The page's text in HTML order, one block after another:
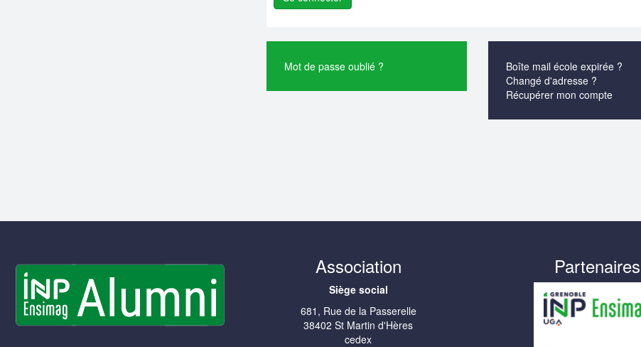
Mot de passe oublié ?
Boîte mail école expirée ?
Changé d'adresse ?
Récupérer mon compte
Association
Siège social
681, Rue de la Passerelle
38402 St Martin d'Hères
cedex
Partenaires